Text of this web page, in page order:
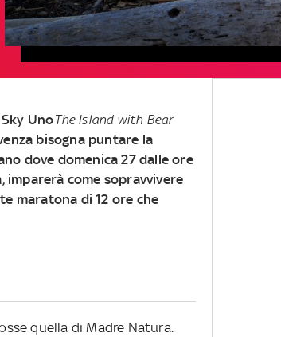
UnoThe Island with Bear
bisogna puntare la
dove domenica 27 dalle ore
imparerà come sopravvivere
maratona di 12 ore che
quella di Madre Natura.